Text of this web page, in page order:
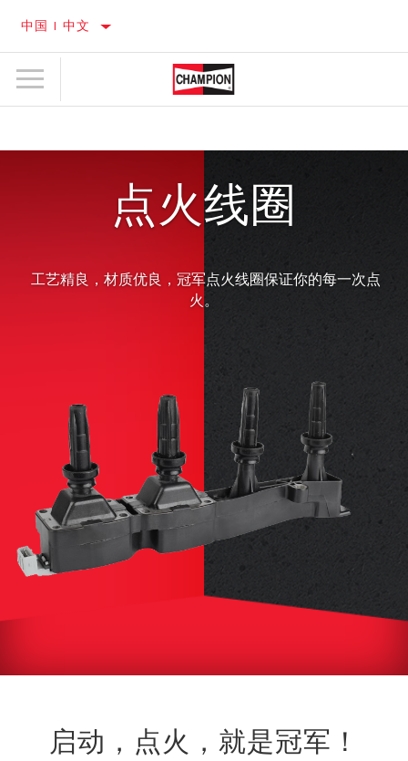
中国 | 中文
点火线圈
工艺精良，材质优良，冠军点火线圈保证你的每一次点
火。
启动，点火，就是冠军！